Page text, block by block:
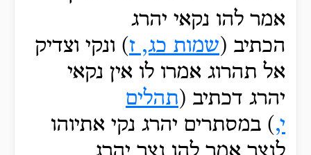
אמר להו נקאי יהרג
הכתיב (שמות כג, ז) ונקי וצדיק
אל תהרוג אמרו לו אין נקאי
יהרג דכתיב (תהלים
י,) במסתרים יהרג נקי אתיוהו